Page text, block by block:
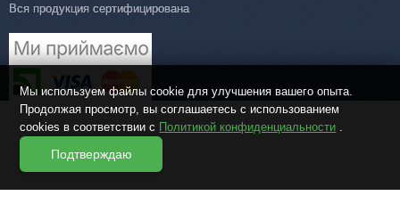
Вся продукция сертифицирована
Мы используем файлы cookie для улучшения вашего опыта.
Продолжая просмотр, вы соглашаетесь с использованием
cookies в соответствии с Политикой конфиденциальности .
Подтверждаю